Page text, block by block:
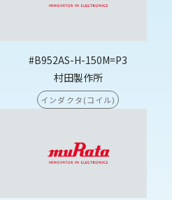
#B952AS-H-150M=P3
村田製作所
インダクタ(コイル)